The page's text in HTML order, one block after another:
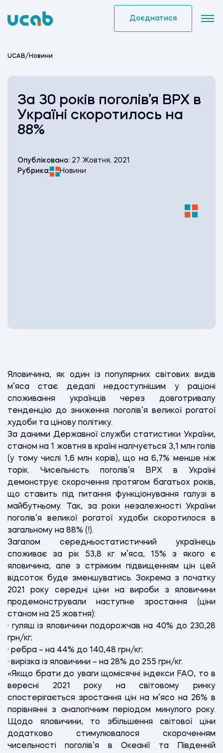
to
Доєднатися
UCAB/ Новини
За 30 років поголів’я ВРХ в
Україні скоротилось на
88%
Опубліковано: 27 Жовтня, 2021
Рубрика:
Новини
Яловичина, як один із популярних світових видів
м’яса стає дедалі недоступнішим у раціоні
споживання українців через довготривалу
тенденцію до зниження поголів’я великої рогатої
худоби та цінову політику.
За даними Державної служби статистики України,
станом на 1 жовтня в країні налічується 3,1 млн голів
(у тому числі 1,6 млн корів), що на 6,7% менше ніж
торік. Чисельність поголів’я ВРХ в Україні
демонструє скорочення протягом багатьох років,
що ставить під питання функціонування галузі в
майбутньому. Так, за роки незалежності України
поголів’я великої рогатої худоби скоротилося в
загальному на 88% (!).
Загалом середньостатистичний українець
споживає за рік 53,8 кг м’яса, 15% з якого є
яловичина, але з стрімким підвищенням цін цей
відсоток буде зменшуватись. Зокрема з початку
2021 року середні ціни на вироби з яловичини
продемонстрували наступне зростання (ціни
станом на 25 жовтня):
· гуляш із яловичини подорожчав на 40% до 230,28
грн/кг;
· ребра – на 44% до 140,48 грн/кг;
· вирізка із яловичини – на 28% до 255 грн/кг.
«Якщо брати до уваги щомісячні індекси FAO, то в
вересні 2021 року на світовому ринку
спостерігається зростання цін на м’ясо на 26% в
порівнянні з аналогічним періодом минулого року.
Щодо яловичини, то збільшення світової ціни
додатково стимулювалося скороченням
чисельності поголів’я в Океанії та Південній